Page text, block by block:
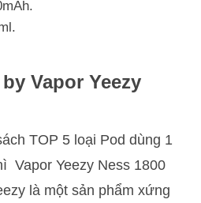
Vapor Yeezy
TOP 5 loại Pod dùng 1
Vapor Yeezy Ness 1800
là một sản phẩm xứng